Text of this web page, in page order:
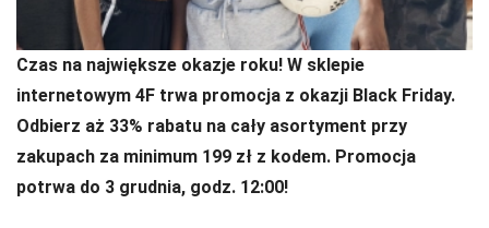
Czas na największe okazje roku! W sklepie
internetowym 4F trwa promocja z okazji Black Friday.
Odbierz aż 33% rabatu na cały asortyment przy
zakupach za minimum 199 zł z kodem. Promocja
potrwa do 3 grudnia, godz. 12:00!